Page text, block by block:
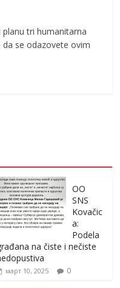
tri humanitarna
da se odazovete ovim
OO
SNS
Kovačic
a:
Podela
na čiste i nečiste
март 10, 2025 0